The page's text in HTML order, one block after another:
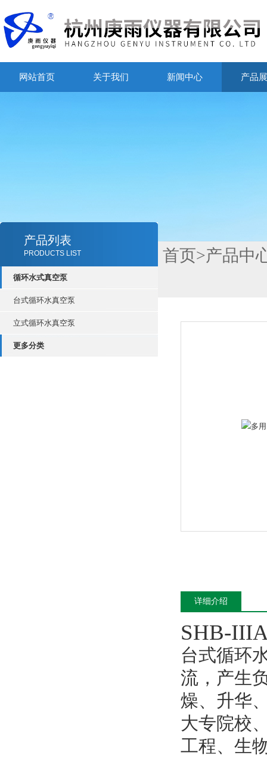
网站首页 关于我们 新闻中心 产品
产品列表
PRODUCTS LIST
循环水式真空泵
台式循环水真空泵
立式循环水真空泵
更多分类
首页>产品中
详细介绍
SHB-
台式循环
流，产生
燥、升华
大专院校
工程、生